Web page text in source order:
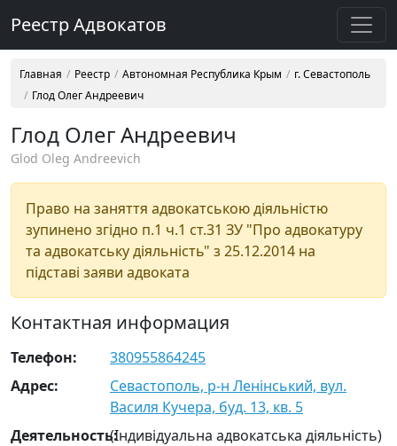
Реестр Адвокатов
Главная Реестр Автономная Республика Крым
г. Севастополь
Глод Олег Андреевич
Глод Олег Андреевич
Glod Oleg Andreevich
Право на заняття адвокатською діяльністю
зупинено згідно п.1 ч.1 ст.31 ЗУ "Про адвокатуру
та адвокатську діяльність" з 25.12.2014 на
підставі заяви адвоката
Контактная информация
Телефон:
380955864245
Адрес:
Севастополь, р-н Ленінський, вул.
Василя Кучера, буд. 13, кв. 5
Деятельность:(Індивідуальна адвокатська діяльність)